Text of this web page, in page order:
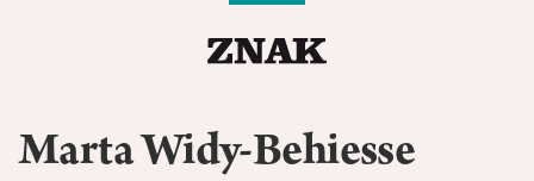
Marta Widy-Behiesse